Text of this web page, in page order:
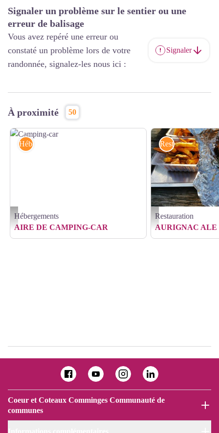
Signaler un problème sur le sentier ou une
erreur de balisage
Vous avez repéré une erreur ou
constaté un problème lors de votre
randonnée, signalez-les nous ici :
Signaler
À proximité 50
Camping-car - camping-car
Hébergements
Hébergements
AIRE DE CAMPING-CAR
beergarden - foodtruck -
Restauration
Restauration
AURIGNAC ALE
Coeur et Coteaux Comminges Communauté de
communes